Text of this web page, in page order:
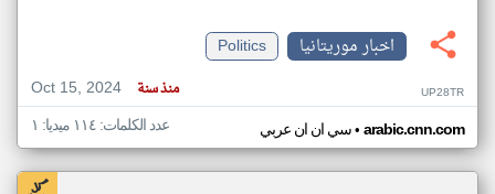
اخبار موريتانيا
Politics
Oct 15, 2024
منذ سنة UP28TR
سي ان ان عربي• arabic.cnn.com عدد الكلمات: ١١٤ ميديا: ١